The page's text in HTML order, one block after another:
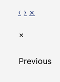
‹ › ×
×
Previous